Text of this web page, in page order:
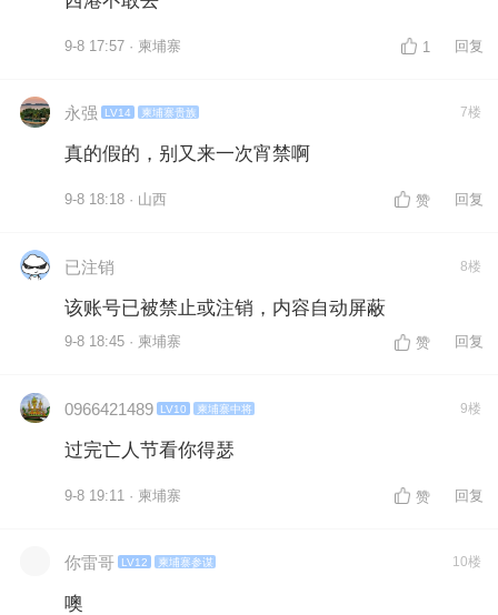
9-8 17:57 · 柬埔寨 1 回复
永强 LV14 柬埔寨贵族 7楼
真的假的，别又来一次宵禁啊
9-8 18:18 · 山西 赞 回复
已注销 8楼
该账号已被禁止或注销，内容自动屏蔽
9-8 18:45 · 柬埔寨 赞 回复
0966421489 LV10 柬埔寨中将 9楼
过完亡人节看你得瑟
9-8 19:11 · 柬埔寨 赞 回复
你雷哥 LV12 柬埔寨参谋 10楼
噢